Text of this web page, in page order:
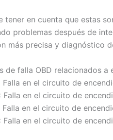
tener en cuenta que estas
problemas después de
más precisa y diagnóstico
de falla OBD relacionados a
Falla en el circuito de
Falla en el circuito de
Falla en el circuito de
Falla en el circuito de